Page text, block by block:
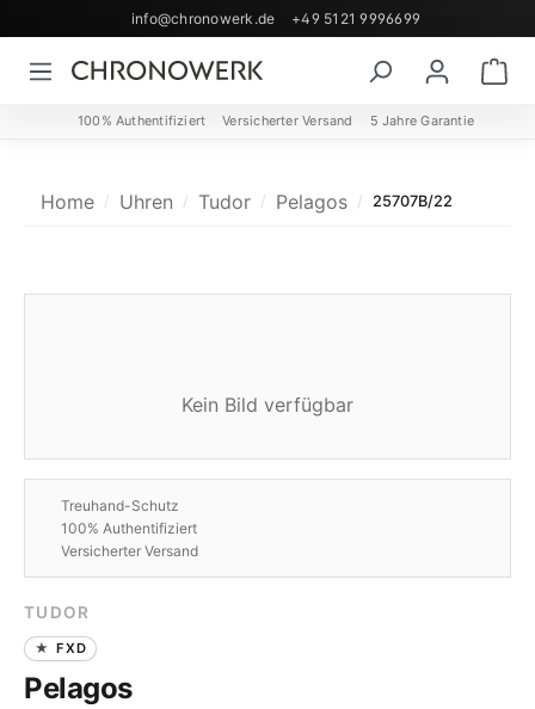
Zum Hauptinhalt springen
info@chronowerk.de +49 5121 9996699
100% Authentifiziert Versicherter Versand 5 Jahre Garantie
Home Uhren Tudor Pelagos 25707B/22
Kein Bild verfügbar
Treuhand-Schutz
100% Authentifiziert
Versicherter Versand
TUDOR
FXD
Pelagos